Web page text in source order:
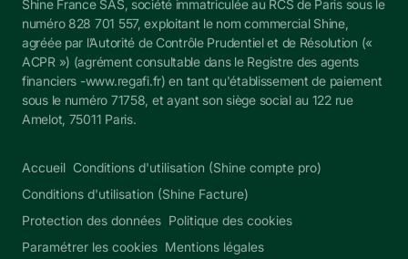
Shine France SAS, société immatriculée au RCS de Paris sous le
numéro 828 701 557, exploitant le nom commercial Shine,
agréée par l’Autorité de Contrôle Prudentiel et de Résolution («
ACPR ») (agrément consultable dans le Registre des agents
financiers -www.regafi.fr) en tant qu'établissement de paiement
sous le numéro 71758 , et ayant son siège social au 122 rue
Amelot, 75011 Paris.
Accueil Conditions d'utilisation (Shine compte pro)
Conditions d'utilisation (Shine Facture)
Protection des données Politique des cookies
Paramétrer les cookies Mentions légales